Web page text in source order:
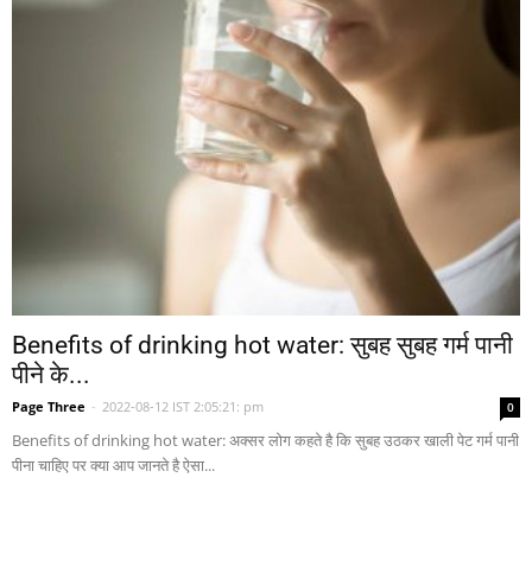
Benefits of drinking hot water: सुबह सुबह गर्म पानी
पीने के...
Page Three - 2022-08-12 IST 2:05:21: pm 0
Benefits of drinking hot water: अक्सर लोग कहते है कि सुबह उठकर खाली पेट गर्म पानी
पीना चाहिए पर क्या आप जानते है ऐसा...